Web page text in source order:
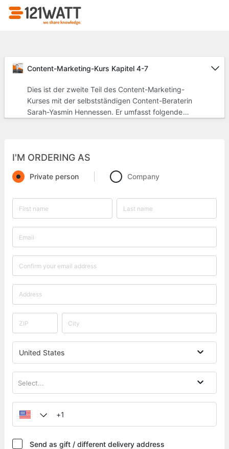
Content-Marketing-Kurs Kapitel 4-7
Dies ist der zweite Teil des Content-Marketing-
Kurses mit der selbstständigen Content-Beraterin
Sarah-Yasmin Hennessen. Er umfasst folgende
Arten von Personas ein und klären, warum du im
erreichen musst.Kapitel 5: Die
Inspiration für deinen Content finden
kannst.&nbsp;Kapitel 6: Die Content-
Formate es gibt, wie du Reichweite, Trust und neue
Leads gewinnst und wie du die Bindung zu deinen
Kunden stärkst.&nbsp;Kapitel 7:&nbsp;Content-
Produktion - Outsourcing oder Inhouse? -&nbsp;Wir
Plattformen und wann es sinnvoll ist, auf solche
zurückzugreifen. Außerdem erstellen wir
gemeinsam ein Autorenbriefing
I'M ORDERING AS
Private person Company
United States
Select...
Send as gift / different delivery address